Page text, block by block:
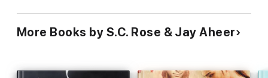
Mais parfois, le destin s’en mêle, et rien ne se déroule comme
prévu...
(scènes intimes ou de tortures), pour public Averti.
More Books by S.C. Rose & Jay Aheer